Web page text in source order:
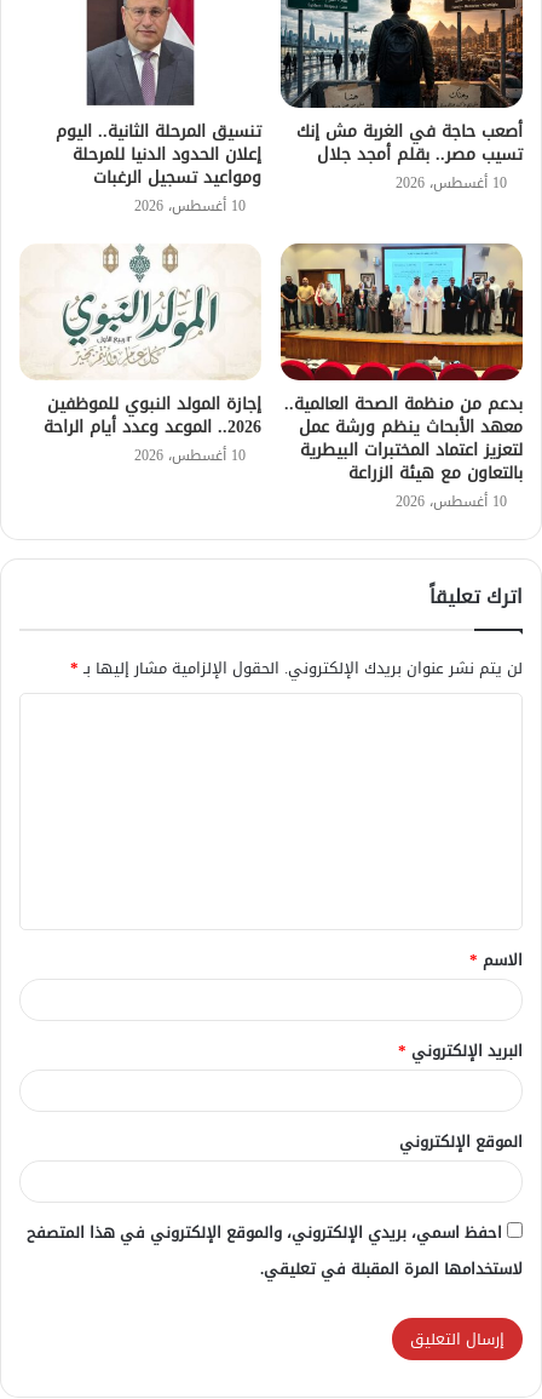
أصعب حاجة في الغربة مش إنك
تسيب مصر.. بقلم أمجد جلال
10 أغسطس، 2026
تنسيق المرحلة الثانية.. اليوم
إعلان الحدود الدنيا للمرحلة
ومواعيد تسجيل الرغبات
10 أغسطس، 2026
بدعم من منظمة الصحة العالمية..
معهد الأبحاث ينظم ورشة عمل
لتعزيز اعتماد المختبرات البيطرية
بالتعاون مع هيئة الزراعة
10 أغسطس، 2026
إجازة المولد النبوي للموظفين
2026.. الموعد وعدد أيام الراحة
10 أغسطس، 2026
اترك تعليقاً
لن يتم نشر عنوان بريدك الإلكتروني. الحقول الإلزامية مشار إليها بـ*
ق
*
الاسم *
البريد الإلكتروني *
الموقع الإلكتروني
احفظ اسمي، بريدي الإلكتروني، والموقع الإلكتروني في هذا المتصفح
لاستخدامها المرة المقبلة في تعليقي.